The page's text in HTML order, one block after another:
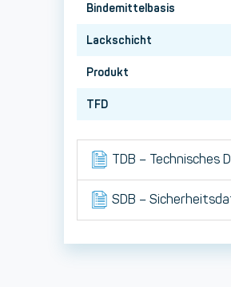
Bindemittelbasis
Lackschicht
Produkt
TFD
TDB – Technisches
SDB –